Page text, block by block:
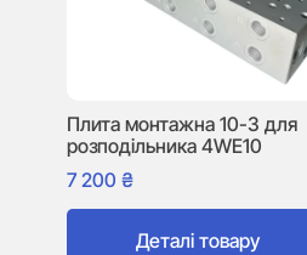
Плита монтажна 10-3 для
розподільника 4WE10
7 200 ₴
Деталі товару